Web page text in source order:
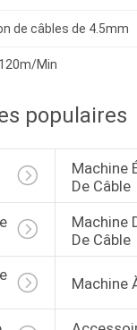
de câbles de 4.5mm
Min
populaires
Machine
De Câble
Machine
De Câble
Machine